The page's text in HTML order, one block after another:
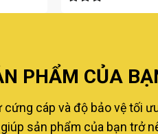
PHẨM CỦA
cáp và độ bảo vệ tối
sản phẩm của bạn trở